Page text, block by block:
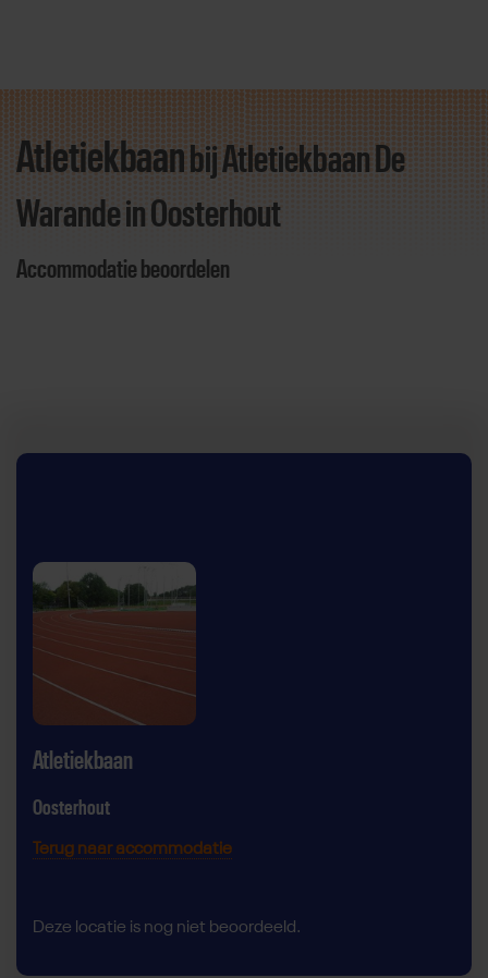
Direct door naar content
Atletiekbaan bij Atletiekbaan De
Warandein Oosterhout
Accommodatie beoordelen
Atletiekbaan
Oosterhout
Terug naar accommodatie
Deze locatie is nog niet beoordeeld.